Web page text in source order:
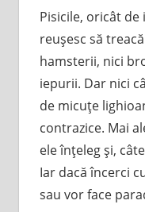
Pisicile, oricât de
reuşesc să
hamsterii, nici
iepurii. Dar nici
de micuţe
contrazice. Mai
ele înţeleg şi,
Iar dacă încerci
sau vor face